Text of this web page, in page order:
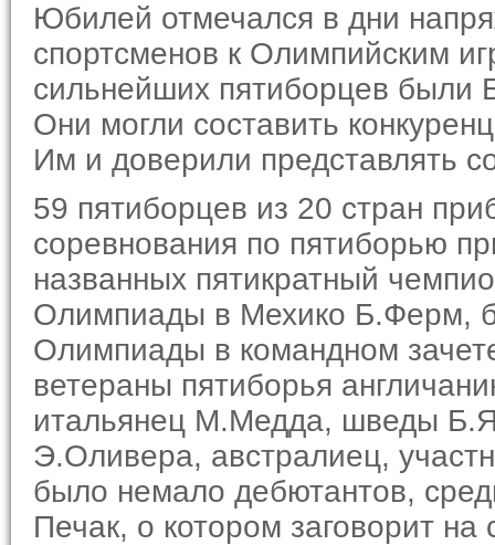
Юбилей отмечался в дни
спортсменов к Олимпийским
сильнейших пятиборцев
Они могли составить
Им и доверили представлять
59 пятиборцев из 20 стран
соревнования по пятиборью
названных пятикратный
Олимпиады в Мехико Б.Ферм,
Олимпиады в командном
ветераны пятиборья
итальянец М.Медда, шведы
Э.Оливера, австралиец,
было немало дебютантов,
Печак, о котором загово­рит